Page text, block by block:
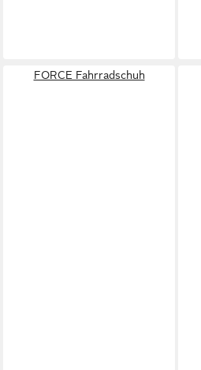
FORCE Fahrradschuh